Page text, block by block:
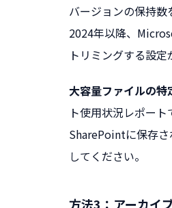
バージョンの保持数
2024年以降、
トリミングする設定
大容量ファイルの特
ト使用状況レポー
SharePointに保存
してください。
方法3：アーカイ